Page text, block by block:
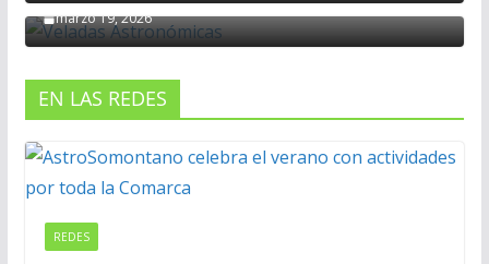
marzo 19, 2026
EN LAS REDES
REDES